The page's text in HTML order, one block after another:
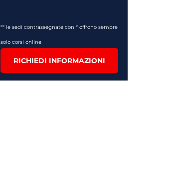
** le sedi contrassegnate con * offrono sempre
solo corsi online
RICHIEDI INFORMAZIONI